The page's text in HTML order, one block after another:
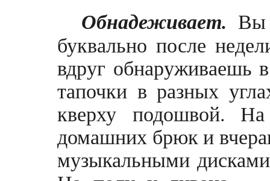
Обнадеживает. Вы
буквально после
вдруг обнаруживаешь
тапочки в разных
кверху подошвой.
домашних брюк и
музыкальными